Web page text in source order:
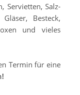
Servietten, Salz-
Besteck,
und vieles
Termin für eine